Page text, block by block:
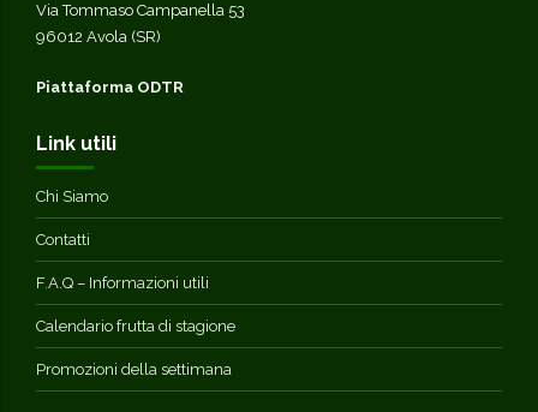
Via Tommaso Campanella 53
96012 Avola (SR)
Piattaforma ODTR
Link utili
Chi Siamo
Contatti
F.A.Q – Informazioni utili
Calendario frutta di stagione
Promozioni della settimana